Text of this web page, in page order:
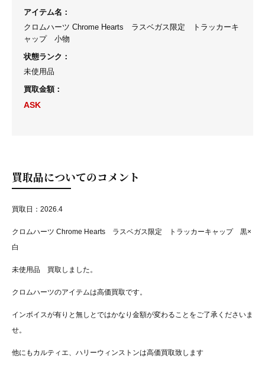
アイテム名 ：
クロムハーツ Chrome Hearts ラスベガス限定 トラッカーキ
ャップ 小物
状態ランク ：
未使用品
買取金額：
ASK
買取品についてのコメント
買取日：2026.4
クロムハーツ Chrome Hearts ラスベガス限定 トラッカーキャップ 黒×
白
未使用品 買取しました。
クロムハーツのアイテムは高価買取です。
インボイスが有りと無しとではかなり金額が変わることをご了承くださいま
せ。
他にもカルティエ、ハリーウィンストンは高価買取致します